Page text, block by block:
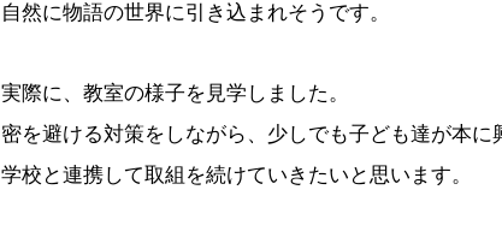
自然に物語の世界に引き込まれそうです。
実際に、教室の様子を見学しました。
密を避ける対策をしながら、少しでも子ども達が本に
学校と連携して取組を続けていきたいと思います。